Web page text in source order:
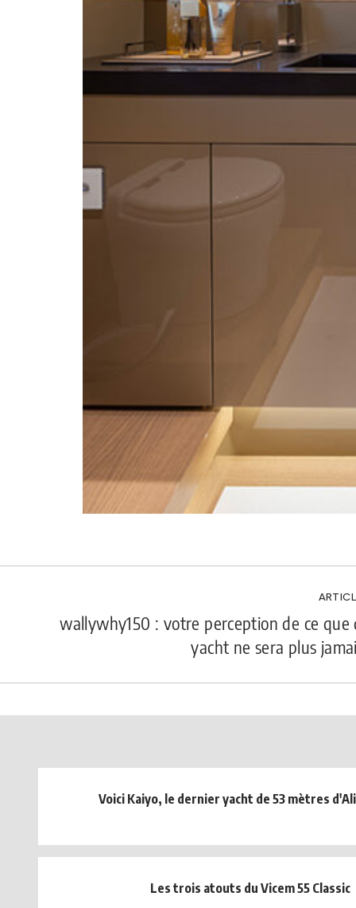
wallywhy150 : votre perception de ce
yacht ne sera plus
Voici Kaiyo, le dernier yacht de 53 mètres
Les trois atouts du Vicem 55 Classic